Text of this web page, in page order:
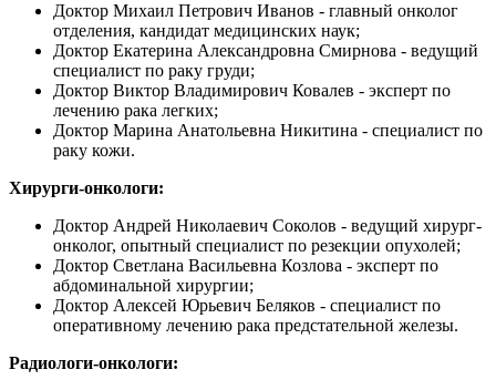
Доктор Михаил Петрович Иванов - главный онколог
отделения, кандидат медицинских наук;
Доктор Екатерина Александровна Смирнова - ведущий
специалист по раку груди;
Доктор Виктор Владимирович Ковалев - эксперт по
лечению рака легких;
Доктор Марина Анатольевна Никитина - специалист по
раку кожи.
Хирурги-онкологи:
Доктор Андрей Николаевич Соколов - ведущий хирург-
онколог, опытный специалист по резекции опухолей;
Доктор Светлана Васильевна Козлова - эксперт по
абдоминальной хирургии;
Доктор Алексей Юрьевич Беляков - специалист по
оперативному лечению рака предстательной железы.
Радиологи-онкологи: